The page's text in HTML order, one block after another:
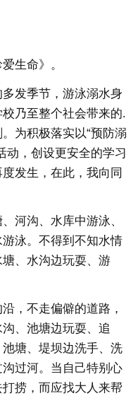
生命》。
发季节，游泳溺水身
乃至整个社会带来的.
为积极落实以“预防溺
动，创设更安全的学习
发生，在此，我向同
河沟、水库中游泳、
泳。不得到不知水情
、水沟边玩耍、游
，不走偏僻的道路，
、池塘边玩耍、追
塘、堤坝边洗手、洗
过河。当自己特别心
捞，而应找大人来帮